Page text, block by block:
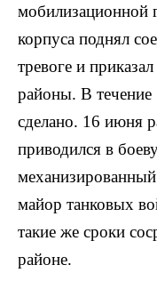
мобилизационной
корпуса поднял
тревоге и
районы. В
сделано. 16 июня
приводился в
майор танковых
такие же сроки
районе.